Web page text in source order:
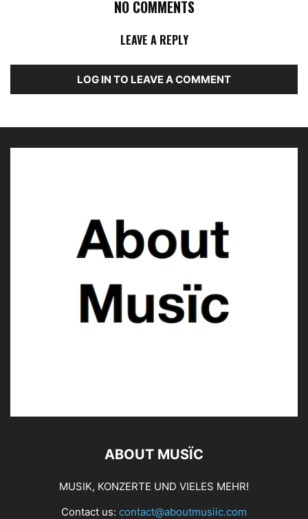
NO COMMENTS
LEAVE A REPLY
LOG IN TO LEAVE A COMMENT
ABOUT MUSÏC
MUSIK, KONZERTE UND VIELES MEHR!
Contact us: contact@aboutmusiic.com